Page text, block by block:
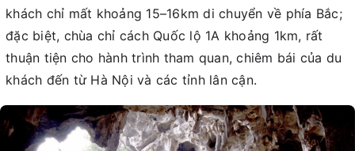
khách chỉ mất khoảng 15–16km di chuyển về phía Bắc;
đặc biệt, chùa chỉ cách Quốc lộ 1A khoảng 1km, rất
thuận tiện cho hành trình tham quan, chiêm bái của du
khách đến từ Hà Nội và các tỉnh lân cận.